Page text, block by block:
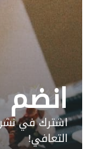
انضم
اشترك في
التعافي!